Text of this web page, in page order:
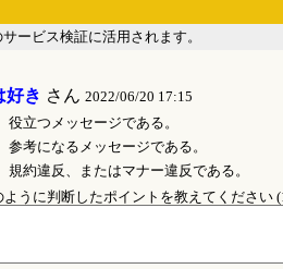
ービス検証に活用されます。
好き さん 2022/06/20 17:15
役立つメッセージである。
参考になるメッセージである。
規約違反、またはマナー違反である。
ように判断したポイントを教えてください